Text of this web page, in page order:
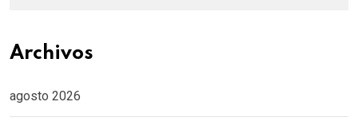
Archivos
agosto 2026